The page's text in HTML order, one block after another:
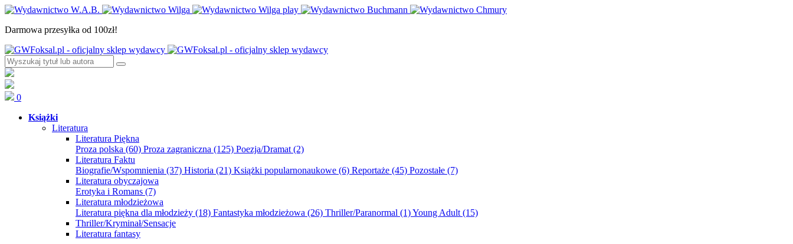
Darmowa przesyłka od 100zł!
0
Książki
Literatura
Literatura Piękna
Proza polska (60) Proza zagraniczna (125) Poezja/Dramat (2)
Literatura Faktu
Biografie/Wspomnienia (37) Historia (21) Książki popularnonaukowe (6) Reportaże (45) Pozostałe (7)
Literatura obyczajowa
Erotyka i Romans (7)
Literatura młodzieżowa
Literatura piękna dla młodzieży (18) Fantastyka młodzieżowa (26) Thriller/Paranormal (1)Young Adult (15)
Thriller/Kryminał/Sensacje
Literatura fantasy